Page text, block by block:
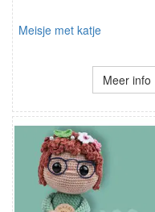
Meisje met katje
Meer info